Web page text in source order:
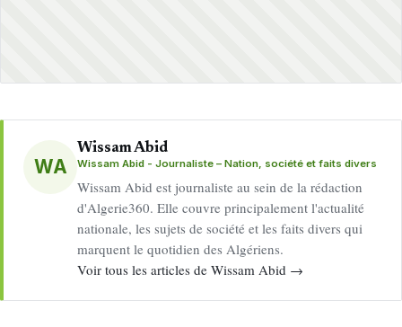
WA
Wissam Abid
Wissam Abid - Journaliste – Nation, société et faits divers
Wissam Abid est journaliste au sein de la rédaction
d'Algerie360. Elle couvre principalement l'actualité
nationale, les sujets de société et les faits divers qui
marquent le quotidien des Algériens.
Voir tous les articles de Wissam Abid →